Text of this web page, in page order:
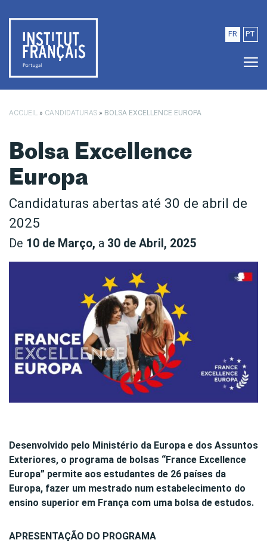
FR PT
ACCUEIL » CANDIDATURAS » BOLSA EXCELLENCE EUROPA
Bolsa Excellence
Europa
Candidaturas abertas até 30 de abril de
2025
De 10 de Março, a 30 de Abril, 2025
Desenvolvido pelo Ministério da Europa e dos Assuntos
Exteriores, o programa de bolsas “France Excellence
Europa” permite aos estudantes de 26 países da
Europa, fazer um mestrado num estabelecimento do
ensino superior em França com uma bolsa de estudos.
APRESENTAÇÃO DO PROGRAMA